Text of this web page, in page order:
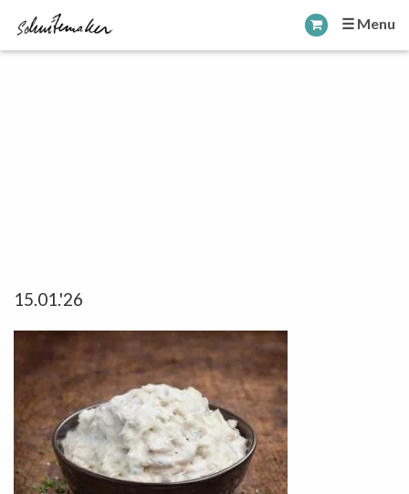
☰ Menu
15.01.'26